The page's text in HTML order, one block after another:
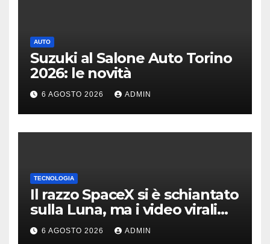
AUTO
Suzuki al Salone Auto Torino
2026: le novità
6 AGOSTO 2026 ADMIN
TECNOLOGIA
Il razzo SpaceX si è schiantato
sulla Luna, ma i video virali
erano quasi tutti falsi
6 AGOSTO 2026 ADMIN